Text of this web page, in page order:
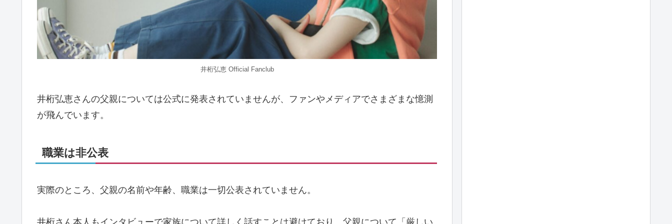
井桁弘恵 Official Fanclub
井桁弘恵さんの父親については公式に発表されていませんが、ファンやメディアでさまざまな憶測
が飛んでいます。
職業は非公表
実際のところ、父親の名前や年齢、職業は一切公表されていません。
井桁さん本人もインタビューで家族について詳しく話すことは避けており、父親について「厳しい